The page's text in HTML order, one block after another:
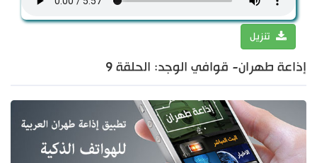
تنزيل
إذاعة طهران- قوافي الوجد: الحلقة 9